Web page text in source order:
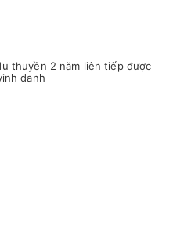
thuyền 2 năm liên tiếp được
danh